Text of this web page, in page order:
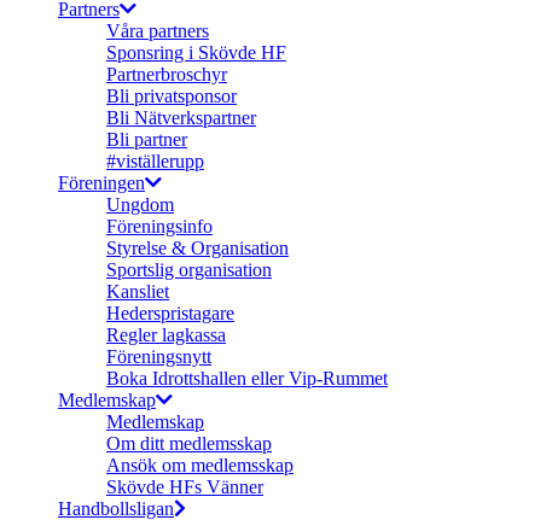
Partners
Våra partners
Sponsring i Skövde HF
Partnerbroschyr
Bli privatsponsor
Bli Nätverkspartner
Bli partner
#viställerupp
Föreningen
Ungdom
Föreningsinfo
Styrelse & Organisation
Sportslig organisation
Kansliet
Hederspristagare
Regler lagkassa
Föreningsnytt
Boka Idrottshallen eller Vip-Rummet
Medlemskap
Medlemskap
Om ditt medlemsskap
Ansök om medlemsskap
Skövde HFs Vänner
Handbollsligan